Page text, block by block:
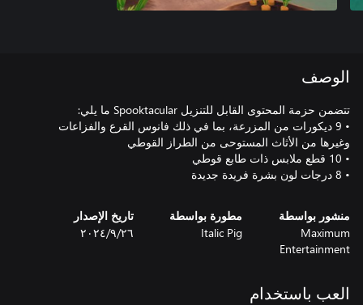
الوصف
• 9 ديكورات من المزرعة، بما في ذلك فانوس القرع والفزاعات
• 8 درجات لون بشرة فريدة جديدة
منشور بواسطة
Maximum
Entertainment
مطورة بواسطة
Italic Pig
تاريخ الإصدار
٢٦‏/٩‏/٢٠٢٤
العب باستخدام